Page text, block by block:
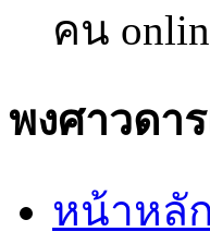
คน
พงศาวดา
หน้าหลัก